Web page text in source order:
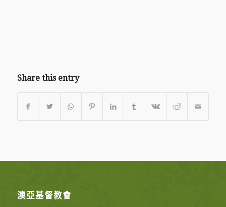
Share this entry
澳亞基督教會